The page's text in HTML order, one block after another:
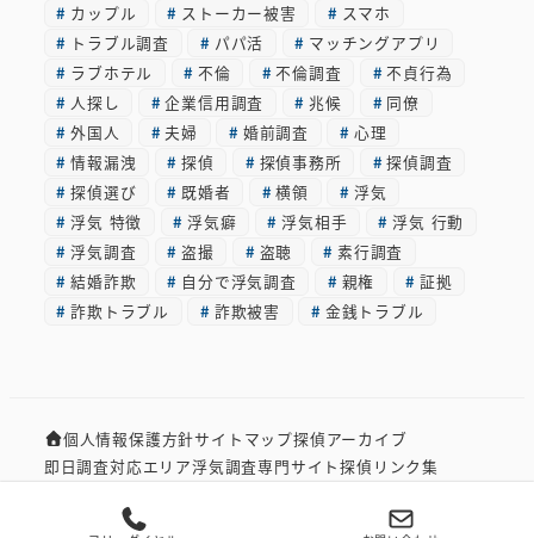
ブ カップル
ストーカー被害
スマホ
トラブル調査
パパ活
マッチングアプリ
ラブホテル
不倫 不倫調査
不貞行為
人探し
企業信用調査 兆候
同僚
外国人
夫婦 婚前調査
心理
情報漏洩
探偵 探偵事務所
探偵調査
探偵選び
既婚者 横領
浮気
浮気 特徴
浮気癖 浮気相手
浮気 行動
浮気調査
盗撮 盗聴
素行調査
結婚詐欺
自分で浮気調査 親権
証拠
詐欺トラブル
詐欺被害 金銭トラブル
個人情報保護方針サイトマップ探偵アーカイブ
即日調査対応エリア浮気調査専門サイト探偵リンク集